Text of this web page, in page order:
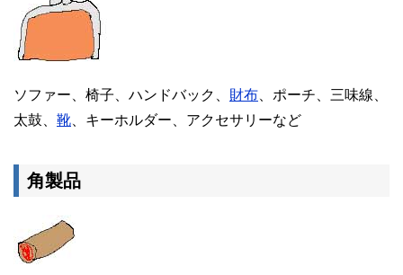
ソファー、椅子、ハンドバック、 財布 、ポーチ、三味線、
太鼓、 靴 、キーホルダー、アクセサリーなど
角製品